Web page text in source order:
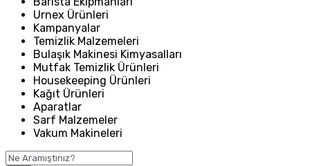
Urnex Ürünleri
Kampanyalar
Temizlik Malzemeleri
Bulaşık Makinesi Kimyasalları
Mutfak Temizlik Ürünleri
Housekeeping Ürünleri
Kağıt Ürünleri
Aparatlar
Sarf Malzemeler
Vakum Makineleri